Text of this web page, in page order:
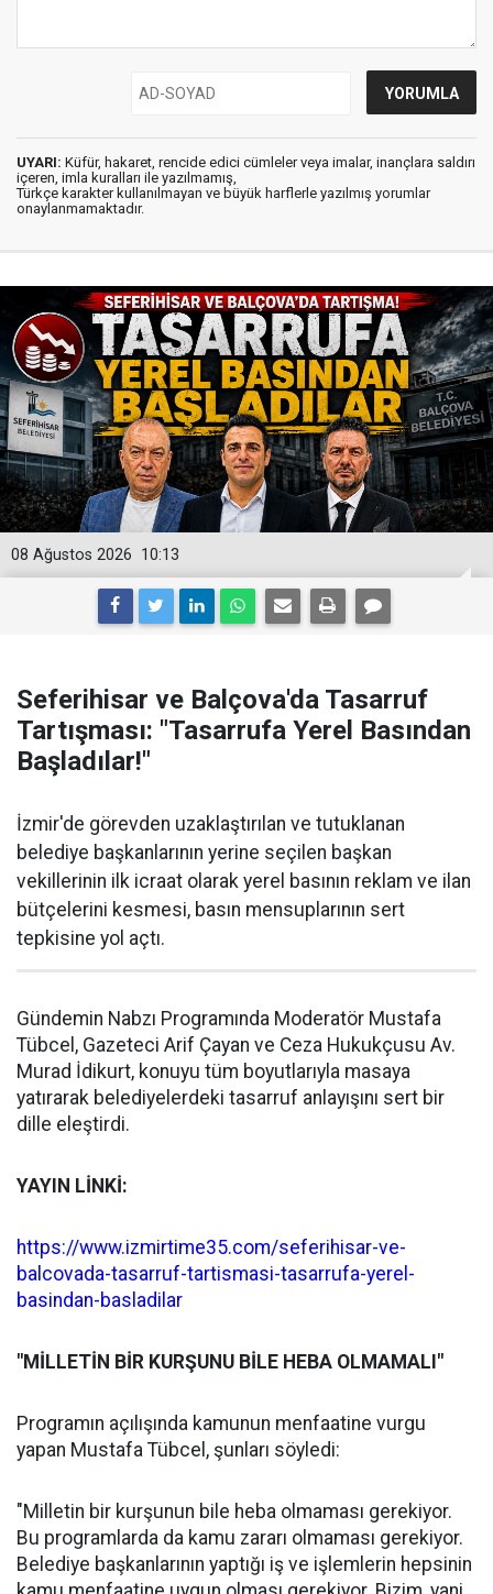
UYARI: Küfür, hakaret, rencide edici cümleler veya imalar, inançlara saldırı
içeren, imla kuralları ile yazılmamış,
Türkçe karakter kullanılmayan ve büyük harflerle yazılmış yorumlar
onaylanmamaktadır.
10:13
08 Ağustos 2026
Seferihisar ve Balçova'da Tasarruf
Tartışması: "Tasarrufa Yerel Basından
Başladılar!"
İzmir'de görevden uzaklaştırılan ve tutuklanan
belediye başkanlarının yerine seçilen başkan
vekillerinin ilk icraat olarak yerel basının reklam ve ilan
bütçelerini kesmesi, basın mensuplarının sert
tepkisine yol açtı.
Gündemin Nabzı Programında Moderatör Mustafa
Tübcel, Gazeteci Arif Çayan ve Ceza Hukukçusu Av.
Murad İdikurt, konuyu tüm boyutlarıyla masaya
yatırarak belediyelerdeki tasarruf anlayışını sert bir
dille eleştirdi.
YAYIN LİNKİ:
https://www.izmirtime35.com/seferihisar-ve-
balcovada-tasarruf-tartismasi-tasarrufa-yerel-
basindan-basladilar
"MİLLETİN BİR KURŞUNU BİLE HEBA OLMAMALI"
Programın açılışında kamunun menfaatine vurgu
yapan Mustafa Tübcel, şunları söyledi:
"Milletin bir kurşunun bile heba olmaması gerekiyor.
Bu programlarda da kamu zararı olmaması gerekiyor.
Belediye başkanlarının yaptığı iş ve işlemlerin hepsinin